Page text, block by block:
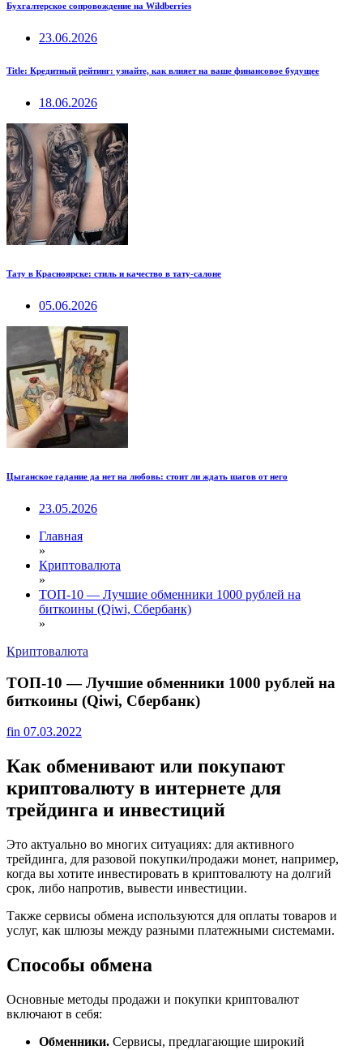
Бухгалтерское сопровождение на Wildberries
23.06.2026
Title: Кредитный рейтинг: узнайте, как влияет на ваше финансовое будущее
18.06.2026
Тату в Красноярске: стиль и качество в тату-салоне
05.06.2026
Цыганское гадание да нет на любовь: стоит ли ждать шагов от него
23.05.2026
Главная
»
Криптовалюта
»
ТОП-10 — Лучшие обменники 1000 рублей на
биткоины (Qiwi, Сбербанк)
»
Криптовалюта
ТОП-10 — Лучшие обменники 1000 рублей на
биткоины (Qiwi, Сбербанк)
fin 07.03.2022
Как обменивают или покупают
криптовалюту в интернете для
трейдинга и инвестиций
Это актуально во многих ситуациях: для активного
трейдинга, для разовой покупки/продажи монет, например,
когда вы хотите инвестировать в криптовалюту на долгий
срок, либо напротив, вывести инвестиции.
Также сервисы обмена используются для оплаты товаров и
услуг, как шлюзы между разными платежными системами.
Способы обмена
Основные методы продажи и покупки криптовалют
включают в себя:
Обменники. Сервисы, предлагающие широкий